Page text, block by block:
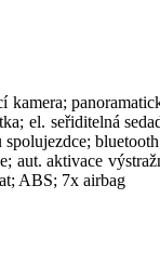
el. seřiditelná
aktivace
ABS; 7x airbag